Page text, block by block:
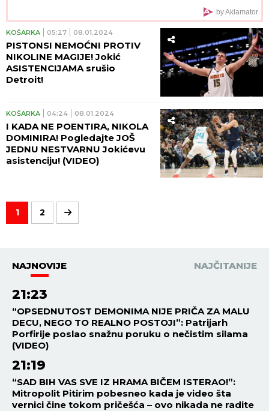
by Aklamator
KOŠARKA 05:27 08.01.2024
PISTONSI NEMOĆNI PROTIV
NIKOLINE MAGIJE! Jokić
ASISTENCIJAMA srušio
Detroit!
KOŠARKA 04:24 08.01.2024
I KADA NE POENTIRA, NIKOLA
DOMINIRA! Pogledajte JOŠ
JEDNU NESTVARNU Jokićevu
asistenciju! (VIDEO)
1 2
NAJNOVIJE NAJČITANIJE
21:23
“OPSEDNUTOST DEMONIMA NIJE PRIČA ZA MALU
DECU, NEGO TO REALNO POSTOJI”: Patrijarh
Porfirije poslao snažnu poruku o nečistim silama
(VIDEO)
21:19
“SAD BIH VAS SVE IZ HRAMA BIČEM ISTERAO!”:
Mitropolit Pitirim pobesneo kada je video šta
vernici čine tokom pričešća – ovo nikada ne radite